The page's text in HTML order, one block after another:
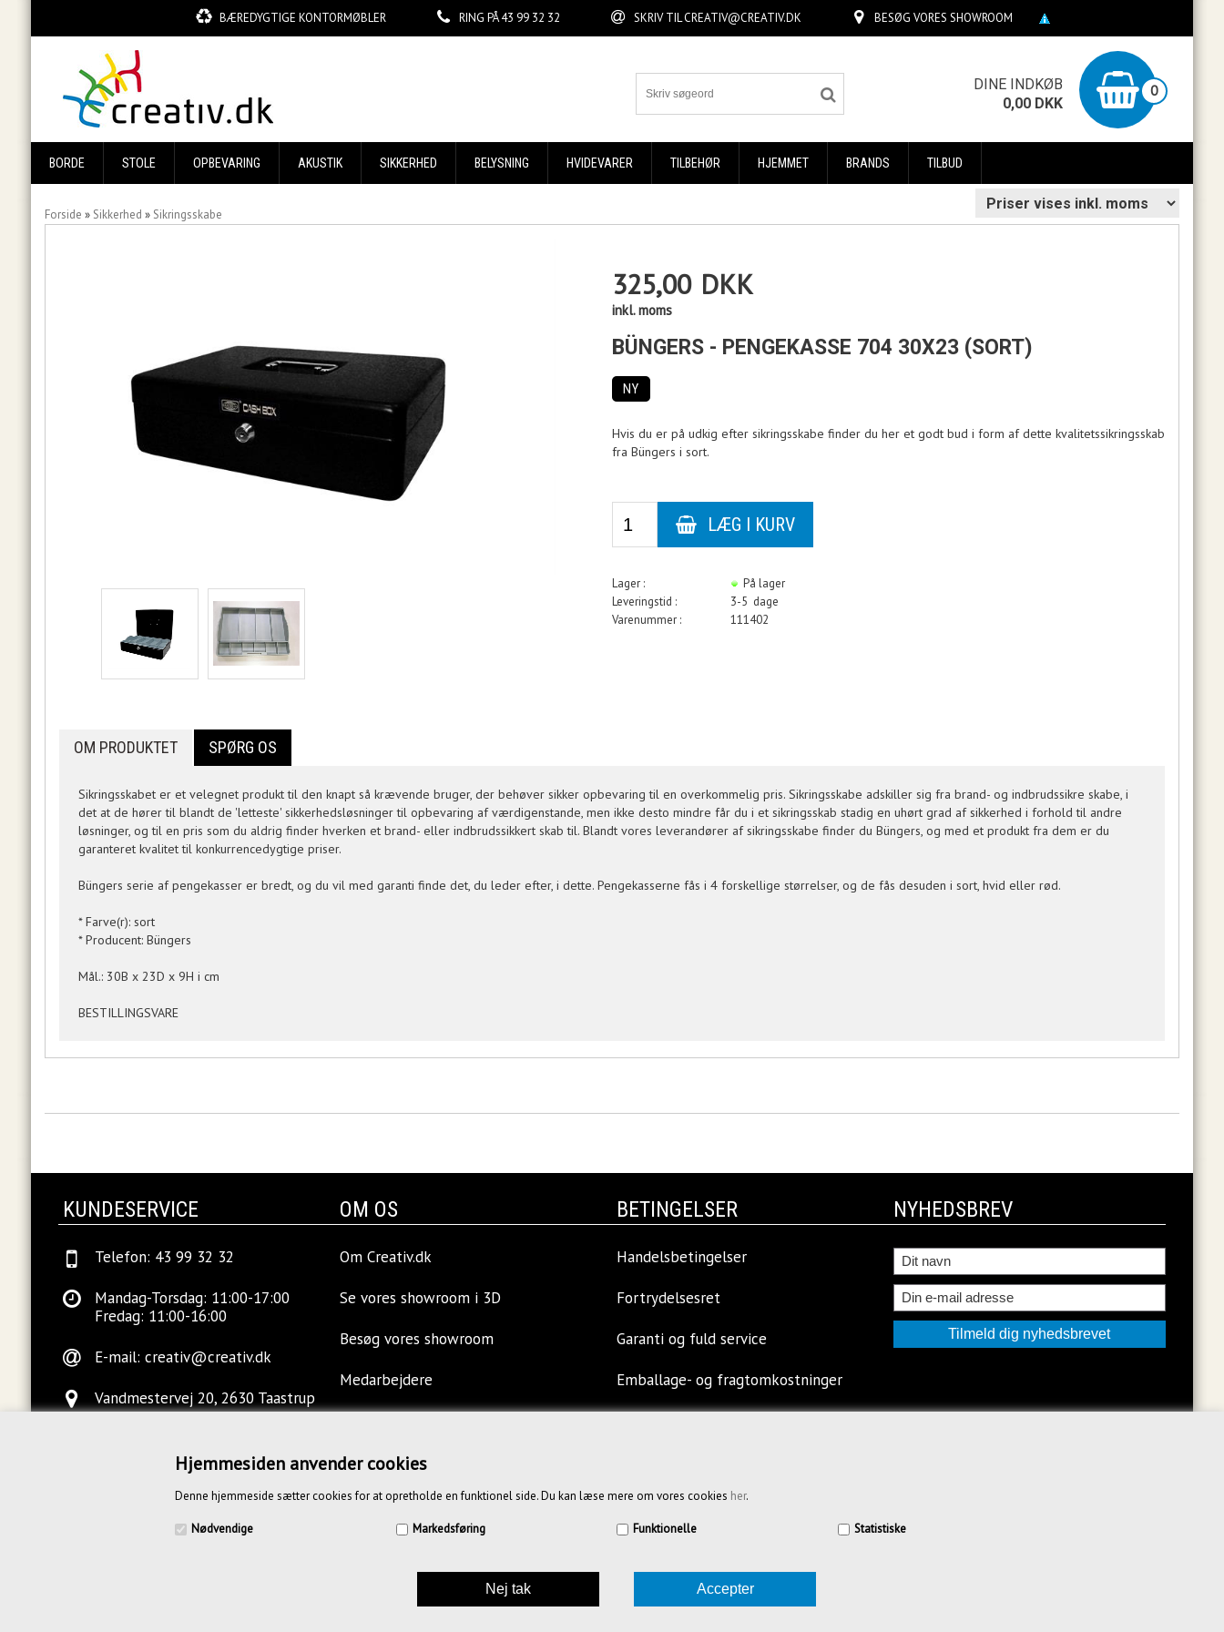
Hjemmesiden anvender cookies
Denne hjemmeside sætter cookies for at opretholde en funktionel side. Du kan læse mere om vores cookies her.
Nødvendige Markedsføring Funktionelle Statistiske
BÆREDYGTIGE KONTORMØBLER RING PÅ43 99 32 32 SKRIV TILCREATIV@CREATIV.DK BESØG VORES SHOWROOM
DINE INDKØB 0
0,00 DKK
BORDE STOLE OPBEVARING AKUSTIK SIKKERHED BELYSNING HVIDEVARER TILBEHØR HJEMMET BRANDS TILBUD
Forside » Sikkerhed » Sikringsskabe
325,00 DKK
inkl. moms
BÜNGERS - PENGEKASSE 704 30X23 (SORT)
NY
Hvis du er på udkig efter sikringsskabe finder du her et godt bud i form af dette kvalitetssikringsskab
fra Büngers i sort.
Lager :
På lager
Leveringstid :
3-5 dage
Varenummer :
111402
OM PRODUKTET SPØRG OS
Sikringsskabet er et velegnet produkt til den knapt så krævende bruger, der behøver sikker opbevaring til en overkommelig pris. Sikringsskabe adskiller sig fra brand- og indbrudssikre skabe, i
det at de hører til blandt de 'letteste' sikkerhedsløsninger til opbevaring af værdigenstande, men ikke desto mindre får du i et sikringsskab stadig en uhørt grad af sikkerhed i forhold til andre
løsninger, og til en pris som du aldrig finder hverken et brand- eller indbrudssikkert skab til. Blandt vores leverandører af sikringsskabe finder du Büngers, og med et produkt fra dem er du
garanteret kvalitet til konkurrencedygtige priser.
Büngers serie af pengekasser er bredt, og du vil med garanti finde det, du leder efter, i dette. Pengekasserne fås i 4 forskellige størrelser, og de fås desuden i sort, hvid eller rød.
* Farve(r): sort
* Producent: Büngers
Mål.: 30B x 23D x 9H i cm
BESTILLINGSVARE
KUNDESERVICE
Telefon: 43 99 32 32
Mandag-Torsdag: 11:00-17:00
Fredag: 11:00-16:00
E-mail: creativ@creativ.dk
Vandmestervej 20, 2630 Taastrup
OM OS
Om Creativ.dk
Se vores showroom i 3D
Besøg vores showroom
Medarbejdere
Kontakt os
Blog
BETINGELSER
Handelsbetingelser
Fortrydelsesret
Garanti og fuld service
Emballage- og fragtomkostninger
Vejledende priser
NYHEDSBREV